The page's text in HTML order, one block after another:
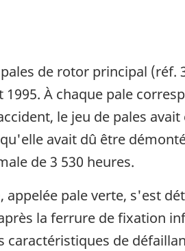
de rotor principal (réf.
À chaque pale
le jeu de pales
avait dû être
de 3 530 heures.
appelée pale verte, s'est
la ferrure de fixation
de